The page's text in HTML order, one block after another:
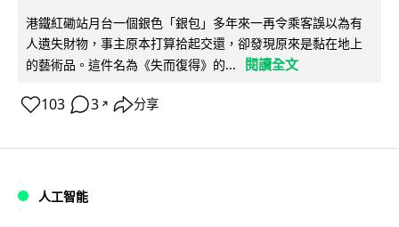
港鐵紅磡站月台一個銀色「銀包」多年來一再令乘客誤以為有
人遺失財物，事主原本打算拾起交還，卻發現原來是黏在地上
的藝術品。這件名為《失而復得》的...
閱讀全文
103 3 ↗ 分享
人工智能